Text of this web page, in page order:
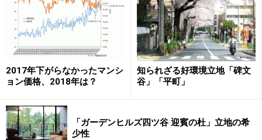
「泉ガーデン」（住友不動産）とアウディのカーシェアリン
グは3年前にスタート。だが、対象は賃貸マンション
さて、2台あった車を1台に減らす場合、残された車はお
そらくセダン。大は小を兼ねる。ゴルフや近郊の旅行に
2ドアはやはり窮屈である。手放したのは、ふだん奥さ
んが使っていた取り回しのしやすいコンパクトカー。や
はり、どうしてもそのパターンが多いようだ。
2017年下がらなかったマンシ
ョン価格、2018年は？
知られざる好環境立地「碑文
谷」「平町」
「ガーデンヒルズ四ツ谷 迎賓の杜」立地の希
少性